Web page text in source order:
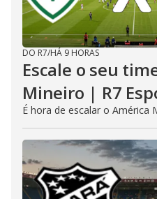
DO R7/HÁ 9 HORAS
Escale o seu
Mineiro | R7
É hora de escalar o América